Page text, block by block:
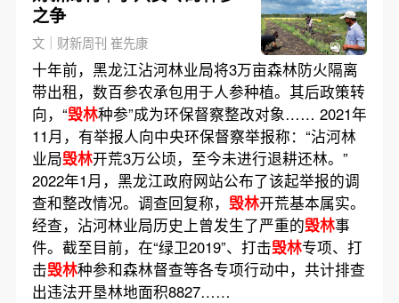
之争
文｜财新周刊 崔先康
十年前，黑龙江沾河林业局将3万亩森林防火隔离
带出租，数百参农承包用于人参种植。其后政策转
向，“毁林种参”成为环保督察整改对象…… 2021年
11月，有举报人向中央环保督察举报称：“沾河林
业局毁林开荒3万公顷，至今未进行退耕还林。”
2022年1月，黑龙江政府网站公布了该起举报的调
查和整改情况。调查回复称， 毁林开荒基本属实。
经查，沾河林业局历史上曾发生了严重的毁林事
件。截至目前，在“绿卫2019”、打击毁林专项、打
击毁林种参和森林督查等各专项行动中，共计排查
出违法开垦林地面积8827……